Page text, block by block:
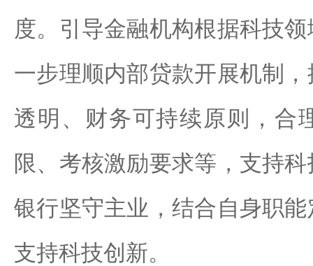
度。引导金融机构根据科技
一步理顺内部贷款开展机制
透明、财务可持续原则，合
限、考核激励要求等，支持
银行坚守主业，结合自身职
支持科技创新。